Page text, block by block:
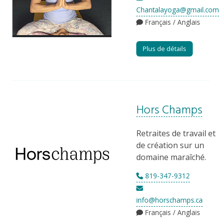
Chantalayoga@gmail.com
Français / Anglais
Plus de détails
Hors Champs
Retraites de travail et
de création sur un
domaine maraîché.
819-347-9312
info@horschamps.ca
Français / Anglais